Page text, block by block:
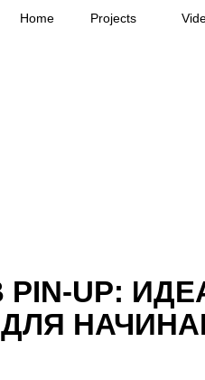
Home Projects
UP: